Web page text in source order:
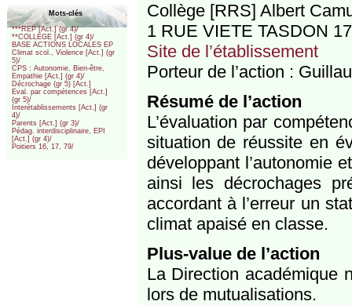
Mots-clés
***REP [Act.] (gr 4)/
**COLLEGE [Act.] (gr 4)/
BASE ACTIONS LOCALES EP
Climat scol., Violence [Act.] (gr
5)/
CPS : Autonomie, Bien-être,
Empathie [Act.] (gr 4)/
Décrochage (gr 5) [Act.]
Eval. par compétences [Act.]
(gr 5)/
Interétablissements [Act.] (gr
4)/
Parents [Act.] (gr 3)/
Pédag. interdisciplinaire, EPI
[Act.] (gr 4)/
Poitiers 16, 17, 79/
Collège [RRS] Albert
1 RUE VIETE TASDON
Site de l’établissement
Porteur de l’action :
Résumé de l’action
L’évaluation par
situation de réussite en
développant l’autonomie
ainsi les décrochages
accordant à l’erreur un
climat apaisé en classe.
Plus-value de l’action
La Direction académique
lors de mutualisations.